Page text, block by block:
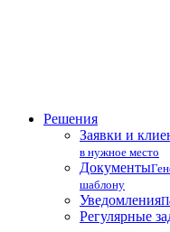
Решения
Заявки и
в нужное место
Документы
шаблону
Уведомления
Регулярные